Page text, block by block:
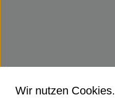
Wir nutzen Cookies.